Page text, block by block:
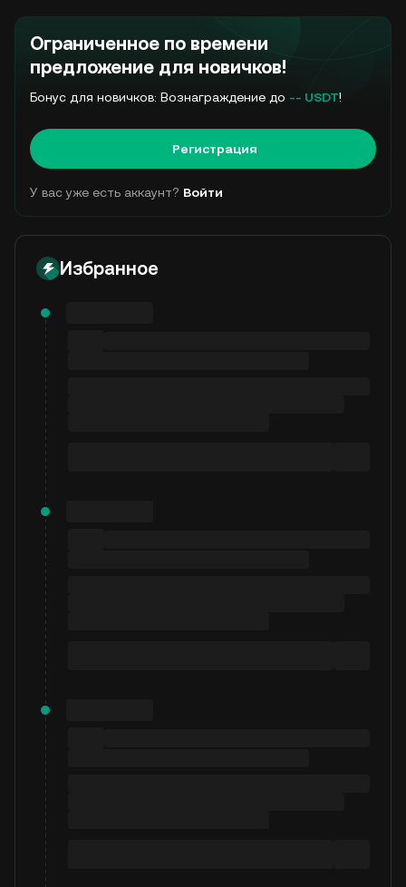
Ограниченное по времени
предложение для новичков!
Бонус для новичков: Вознаграждение до -- USDT!
Регистрация
У вас уже есть аккаунт? Войти
Избранное